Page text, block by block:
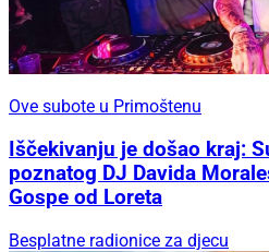
Ove subote u Primoštenu
Iščekivanju je došao kraj:
poznatog DJ Davida
Gospe od Loreta
Besplatne radionice za djecu